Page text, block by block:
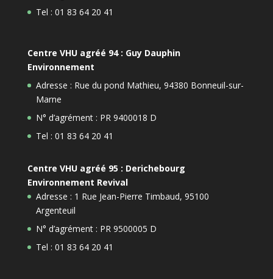
Tel : 01 83 64 20 41
Centre VHU agréé 94 : Guy Dauphin
Environnement
Adresse : Rue du pond Mathieu, 94380 Bonneuil-sur-
Marne
N° d’agrément : PR 9400018 D
Tel : 01 83 64 20 41
Centre VHU agréé 95 : Derichebourg
Environnement Revival
Adresse : 1 Rue Jean-Pierre Timbaud, 95100
Argenteuil
N° d’agrément : PR 9500005 D
Tel : 01 83 64 20 41